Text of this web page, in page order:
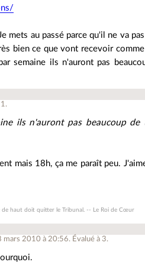
mets au passé parce qu'il ne va
bien ce que vont recevoir
semaine ils n'auront pas
1 .
ils n'auront pas beaucoup
mais 18h, ça me paraît peu.
haut doit quitter le Tribunal. -- Le Roi de Cœur
mars 2010 à 20:56. Évalué à 3.